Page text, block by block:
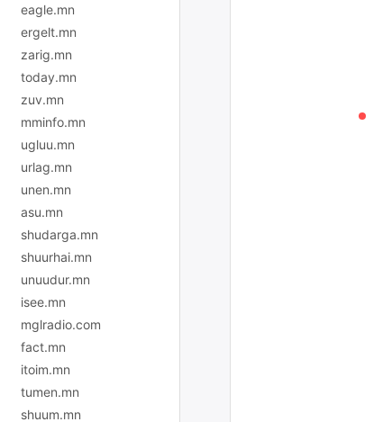
eagle.mn
ergelt.mn
zarig.mn
today.mn
zuv.mn
mminfo.mn
ugluu.mn
urlag.mn
unen.mn
asu.mn
shudarga.mn
shuurhai.mn
unuudur.mn
isee.mn
mglradio.com
fact.mn
itoim.mn
tumen.mn
shuum.mn